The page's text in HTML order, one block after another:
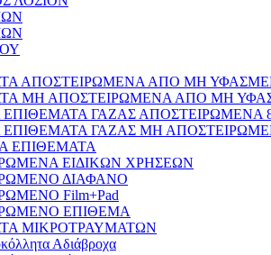
ΑΠΟΣΤΕΙΡΩΜΕΝΑ ΑΠΟ ΜΗ
ΜΗ ΑΠΟΣΤΕΙΡΩΜΕΝΑ ΑΠΟ ΜΗ
ΓΑΖΑΣ ΑΠΟΣΤΕΙΡΩΜΕΝΑ
ΓΑΖΑΣ ΜΗ
ΕΠΙΘΕΜΑΤΑ
ΕΙΔΙΚΩΝ ΧΡΗΣΕΩΝ
ΔΙΑΦΑΝΟ
Film+Pad
ΕΠΙΘΕΜΑ
ΜΙΚΡΟΤΡΑΥΜΑΤΩΝ
Αδιάβροχα